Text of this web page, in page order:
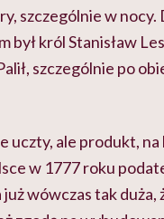
szczególnie w nocy.
król Stanisław
szczególnie po
uczty, ale produkt,
w 1777 roku
wówczas tak duża,